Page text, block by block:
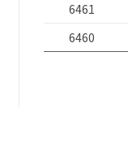
6461
6460